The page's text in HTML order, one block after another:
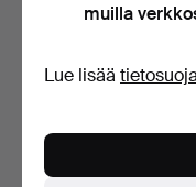
MODERNIA
ANTIKKITYYLIA
muilla
Lue lisää